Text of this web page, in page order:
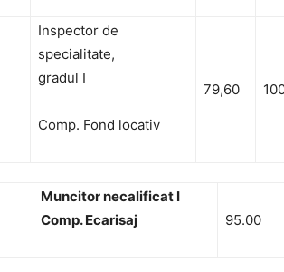
Inspector de
specialitate,
gradul I
Comp. Fond locativ
79,60
Muncitor necalificat I
Comp. Ecarisaj
95.00